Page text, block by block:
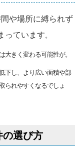
や場所に縛られず
っています。
大きく変わる可能性が。
下し、より広い面積や部
られやすくなるでしょ
選び方